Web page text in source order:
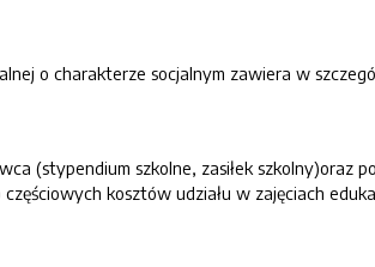
o charakterze socjalnym zawiera w
(stypendium szkolne, zasiłek szkolny)oraz
kosztów udziału w zajęciach